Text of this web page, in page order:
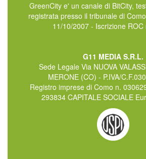
GreenCity e' un canale di BitCity,
registrata presso il tribunale di
11/10/2007 - Iscrizione ROC
G11 MEDIA S.R.L.
Sede Legale Via NUOVA
MERONE (CO) - P.IVA/
Registro imprese di Como n.
293834 CAPITALE SOCIALE